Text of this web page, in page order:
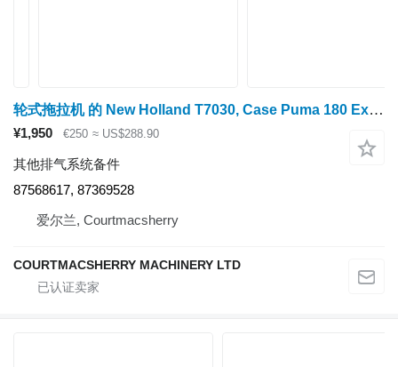
轮式拖拉机 的 New Holland T7030, Case Puma 180 Exhaust Bracket Support 87568617, 87369528
¥1,950 €250 ≈ US$288.90
其他排气系统备件
87568617, 87369528
爱尔兰, Courtmacsherry
COURTMACSHERRY MACHINERY LTD